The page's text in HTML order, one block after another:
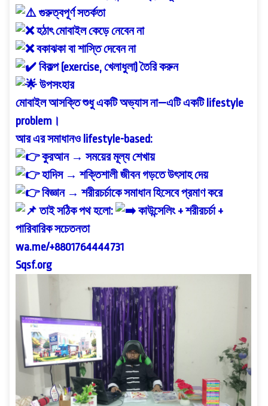
গুরুত্বপূর্ণ সতর্কতা
হঠাৎ মোবাইল কেড়ে নেবেন না
বকাঝকা বা শাস্তি দেবেন না
বিকল্প (exercise, খেলাধুলা) তৈরি করুন
উপসংহার
মোবাইল আসক্তি শুধু একটি অভ্যাস না—এটি একটি lifestyle
problem।
আর এর সমাধানও lifestyle-based:
কুরআন → সময়ের মূল্য শেখায়
হাদিস → শক্তিশালী জীবন গড়তে উৎসাহ দেয়
বিজ্ঞান → শরীরচর্চাকে সমাধান হিসেবে প্রমাণ করে
তাই সঠিক পথ হলো:
কাউন্সেলিং + শরীরচর্চা +
পারিবারিক সচেতনতা
wa.me/+8801764444731
Sqsf.org